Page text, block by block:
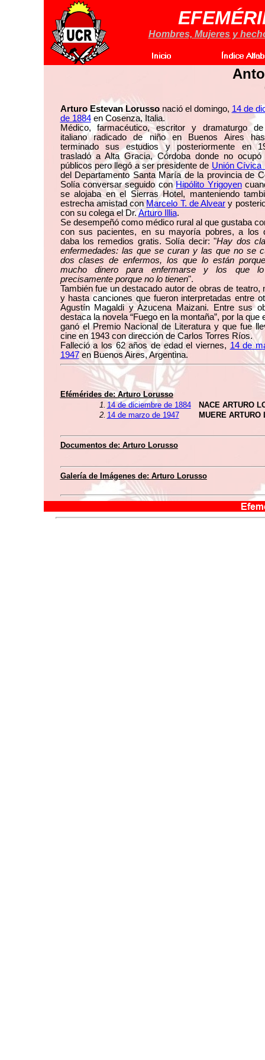
Hombres, Mujeres y
Arturo Estevan Lorussonació el domingo, 14 de
de 1884en Cosenza, Italia.
Médico, farmacéutico, escritor y dramaturgo
italiano radicado de niño en Buenos Aires
terminado sus estudios y posteriormente en
trasladó a Alta Gracia, Córdoba donde no ocupó
públicos pero llegó a ser presidente de Unión Cívica
del Departamento Santa María de la provincia de
Solía conversar seguido conHipólito Yrigoyen
se alojaba en el Sierras Hotel, manteniendo
estrecha amistad conMarcelo T. de Alvear y
con su colega el Dr.Arturo Illia.
Se desempeñó como médico rural al que gustaba
con sus pacientes, en su mayoría pobres, a los
daba los remedios gratis. Solía decir: "Hay dos
enfermedades: las que se curan y las que no se
dos clases de enfermos, los que lo están
mucho dinero para enfermarse y los que
precisamente porque no lo tienen".
También fue un destacado autor de obras de teatro,
y hasta canciones que fueron interpretadas entre
Agustín Magaldi y Azucena Maizani. Entre sus
destaca la novela “Fuego en la montaña”, por la que
ganó el Premio Nacional de Literatura y que fue
cine en 1943 con dirección de Carlos Torres Ríos.
Falleció a los 62 años de edad el viernes, 14 de
1947en Buenos Aires, Argentina.
Efémérides de:Arturo Lorusso
1. 14 de diciembre de 1884
NACE ARTURO
2. 14 de marzo de 1947 MUERE ARTURO
Documentos de: Arturo Lorusso
Galería de Imágenes de: Arturo Lorusso